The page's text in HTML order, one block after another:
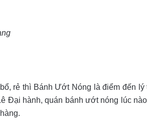
rẻ thì Bánh Ướt Nóng là điểm đến
Đại hành, quán bánh ướt nóng lúc